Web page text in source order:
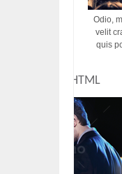
Odio,
velit
quis
CUSTOM HTML